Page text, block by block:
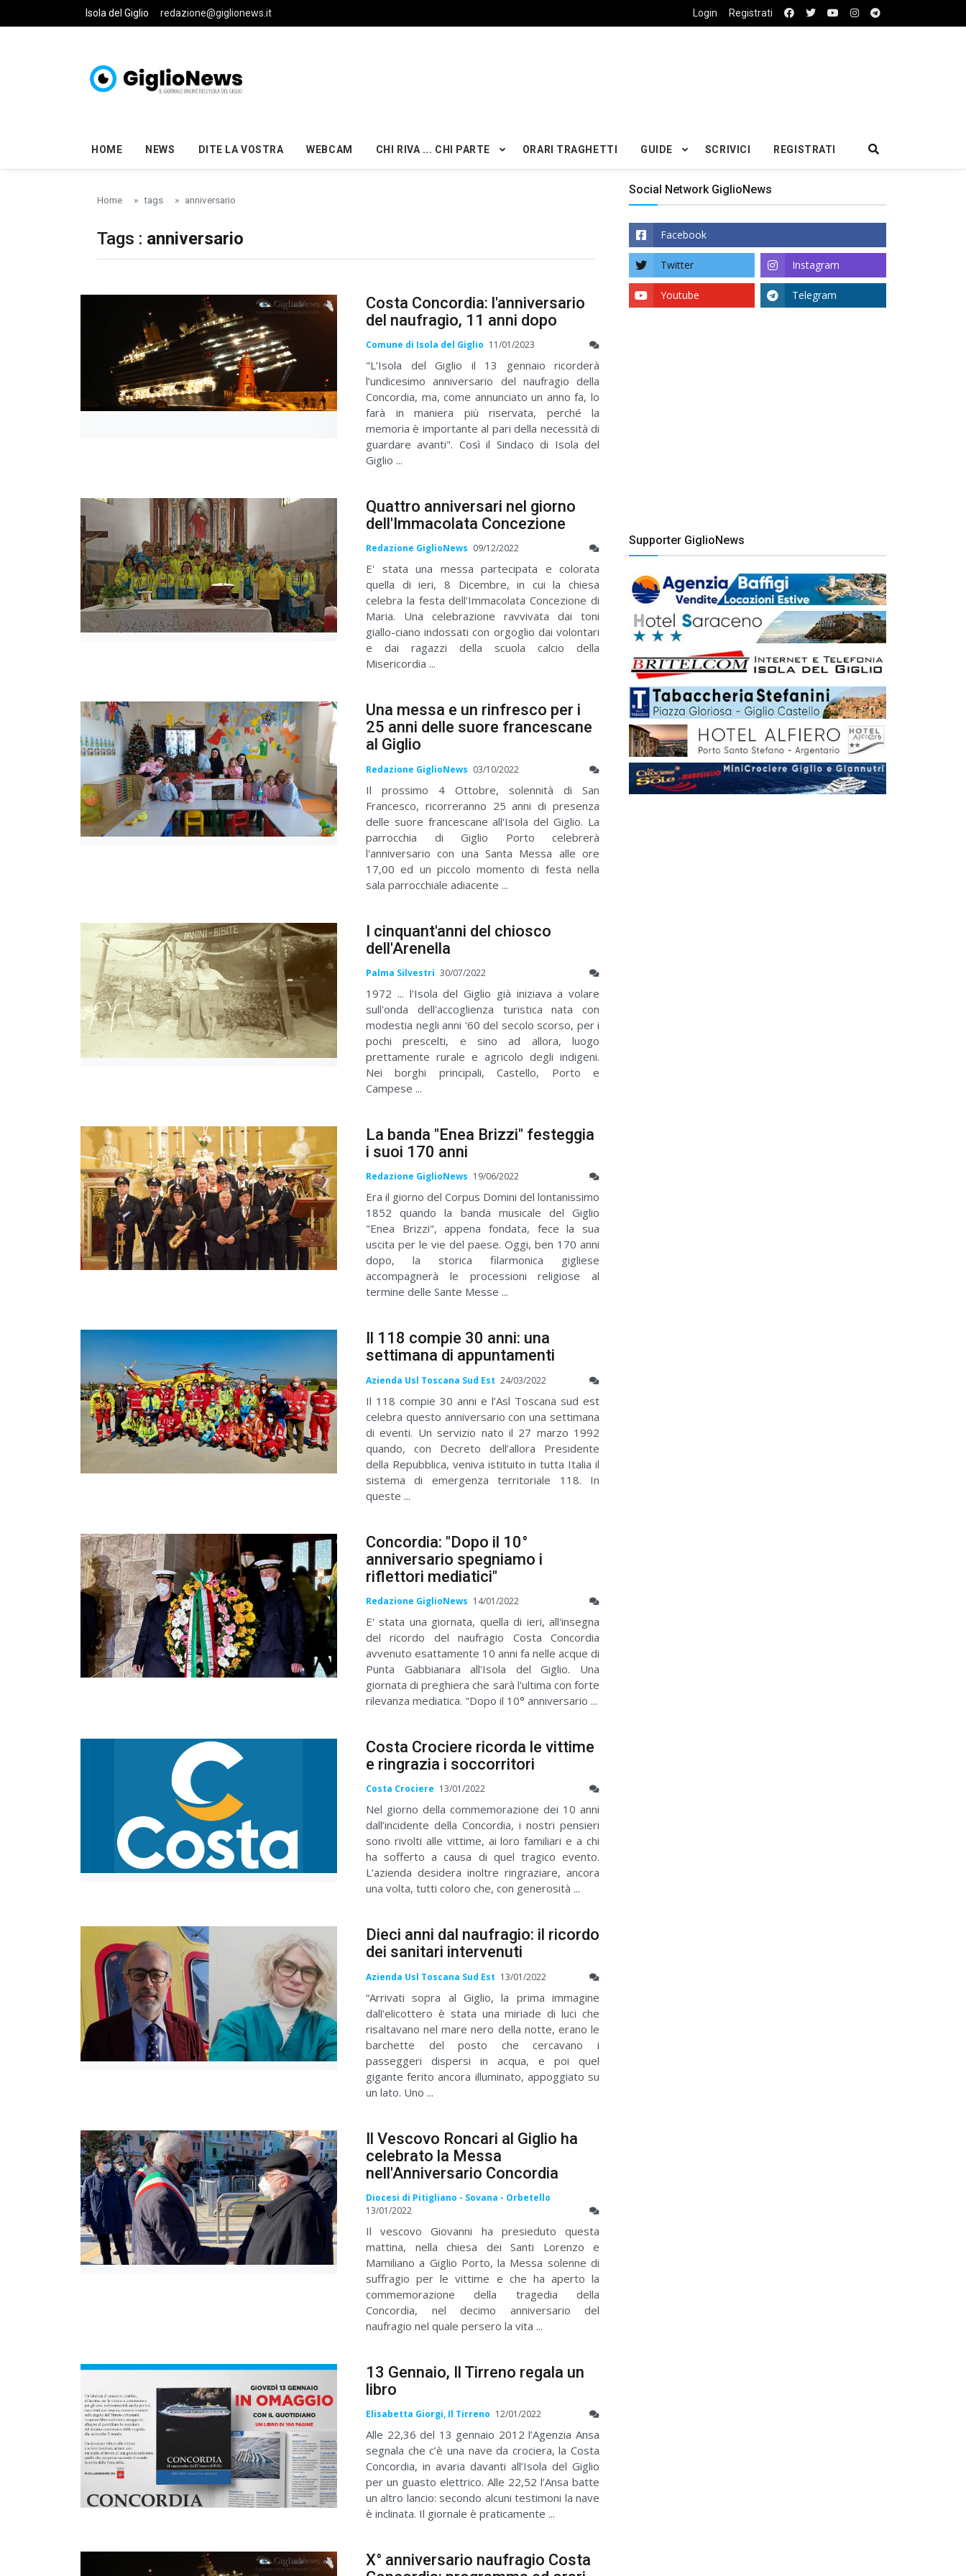
Skip to main content
Isola del Giglio redazione@giglionews.it Login Registrati
HOME NEWS DITE LA VOSTRA WEBCAM CHI RIVA ... CHI PARTE ORARI TRAGHETTI GUIDE SCRIVICI REGISTRATI
Home tags anniversario
Tags : anniversario
Costa Concordia: l'anniversario
del naufragio, 11 anni dopo
Comune di Isola del Giglio 11/01/2023
"L’Isola del Giglio il 13 gennaio ricorderà
l’undicesimo anniversario del naufragio della
Concordia, ma, come annunciato un anno fa, lo
farà in maniera più riservata, perché la
memoria è importante al pari della necessità di
guardare avanti". Così il Sindaco di Isola del
Giglio ...
Quattro anniversari nel giorno
dell'Immacolata Concezione
Redazione GiglioNews 09/12/2022
E' stata una messa partecipata e colorata
quella di ieri, 8 Dicembre, in cui la chiesa
celebra la festa dell'Immacolata Concezione di
Maria. Una celebrazione ravvivata dai toni
giallo-ciano indossati con orgoglio dai volontari
e dai ragazzi della scuola calcio della
Misericordia ...
Una messa e un rinfresco per i
25 anni delle suore francescane
al Giglio
Redazione GiglioNews 03/10/2022
Il prossimo 4 Ottobre, solennità di San
Francesco, ricorreranno 25 anni di presenza
delle suore francescane all'Isola del Giglio. La
parrocchia di Giglio Porto celebrerà
l'anniversario con una Santa Messa alle ore
17,00 ed un piccolo momento di festa nella
sala parrocchiale adiacente ...
I cinquant'anni del chiosco
dell'Arenella
Palma Silvestri 30/07/2022
1972 ... l'Isola del Giglio già iniziava a volare
sull'onda dell'accoglienza turistica nata con
modestia negli anni '60 del secolo scorso, per i
pochi prescelti, e sino ad allora, luogo
prettamente rurale e agricolo degli indigeni.
Nei borghi principali, Castello, Porto e
Campese ...
La banda "Enea Brizzi" festeggia
i suoi 170 anni
Redazione GiglioNews 19/06/2022
Era il giorno del Corpus Domini del lontanissimo
1852 quando la banda musicale del Giglio
"Enea Brizzi", appena fondata, fece la sua
uscita per le vie del paese. Oggi, ben 170 anni
dopo, la storica filarmonica gigliese
accompagnerà le processioni religiose al
termine delle Sante Messe ...
Il 118 compie 30 anni: una
settimana di appuntamenti
Azienda Usl Toscana Sud Est 24/03/2022
Il 118 compie 30 anni e l’Asl Toscana sud est
celebra questo anniversario con una settimana
di eventi. Un servizio nato il 27 marzo 1992
quando, con Decreto dell’allora Presidente
della Repubblica, veniva istituito in tutta Italia il
sistema di emergenza territoriale 118. In
queste ...
Concordia: "Dopo il 10°
anniversario spegniamo i
riflettori mediatici"
Redazione GiglioNews 14/01/2022
E' stata una giornata, quella di ieri, all'insegna
del ricordo del naufragio Costa Concordia
avvenuto esattamente 10 anni fa nelle acque di
Punta Gabbianara all'Isola del Giglio. Una
giornata di preghiera che sarà l'ultima con forte
rilevanza mediatica. "Dopo il 10° anniversario ...
Costa Crociere ricorda le vittime
e ringrazia i soccorritori
Costa Crociere 13/01/2022
Nel giorno della commemorazione dei 10 anni
dall’incidente della Concordia, i nostri pensieri
sono rivolti alle vittime, ai loro familiari e a chi
ha sofferto a causa di quel tragico evento.
L’azienda desidera inoltre ringraziare, ancora
una volta, tutti coloro che, con generosità ...
Dieci anni dal naufragio: il ricordo
dei sanitari intervenuti
Azienda Usl Toscana Sud Est 13/01/2022
“Arrivati sopra al Giglio, la prima immagine
dall'elicottero è stata una miriade di luci che
risaltavano nel mare nero della notte, erano le
barchette del posto che cercavano i
passeggeri dispersi in acqua, e poi quel
gigante ferito ancora illuminato, appoggiato su
un lato. Uno ...
Il Vescovo Roncari al Giglio ha
celebrato la Messa
nell'Anniversario Concordia
Diocesi di Pitigliano - Sovana - Orbetello
13/01/2022
Il vescovo Giovanni ha presieduto questa
mattina, nella chiesa dei Santi Lorenzo e
Mamiliano a Giglio Porto, la Messa solenne di
suffragio per le vittime e che ha aperto la
commemorazione della tragedia della
Concordia, nel decimo anniversario del
naufragio nel quale persero la vita ...
13 Gennaio, Il Tirreno regala un
libro
Elisabetta Giorgi, Il Tirreno 12/01/2022
Alle 22,36 del 13 gennaio 2012 l’Agenzia Ansa
segnala che c’è una nave da crociera, la Costa
Concordia, in avaria davanti all’Isola del Giglio
per un guasto elettrico. Alle 22,52 l’Ansa batte
un altro lancio: secondo alcuni testimoni la nave
è inclinata. Il giornale è praticamente ...
X° anniversario naufragio Costa
Social Network GiglioNews
Facebook
Twitter Instagram
Youtube Telegram
Supporter GiglioNews